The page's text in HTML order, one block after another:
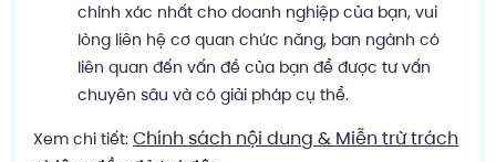
chính xác nhất cho doanh nghiệp của bạn, vui
lòng liên hệ cơ quan chức năng, ban ngành có
liên quan đến vấn đề của bạn để được tư vấn
chuyên sâu và có giải pháp cụ thể.
Xem chi tiết: Chính sách nội dung & Miễn trừ trách